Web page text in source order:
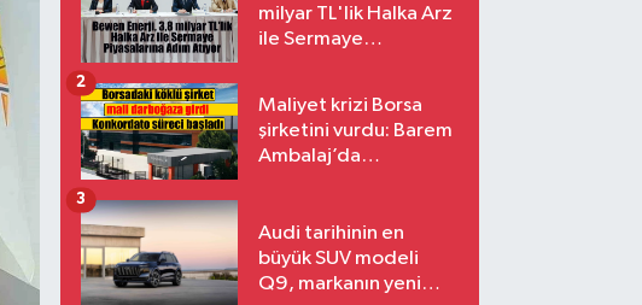
milyar TL'lik Halka Arz
ile Sermaye
Maliyet krizi Borsa
şirketini vurdu: Barem
Ambalaj’da
2
Audi tarihinin en
büyük SUV modeli
Q9, markanın yeni
3